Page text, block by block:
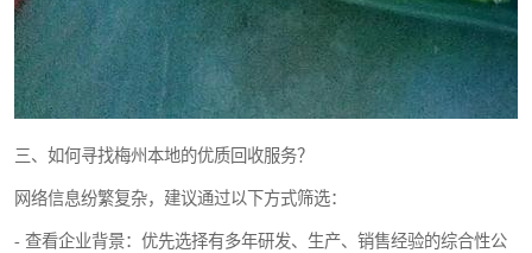
三、如何寻找梅州本地的优质回收服务？
网络信息纷繁复杂，建议通过以下方式筛选：
- 查看企业背景：优先选择有多年研发、生产、销售经验的综合性公